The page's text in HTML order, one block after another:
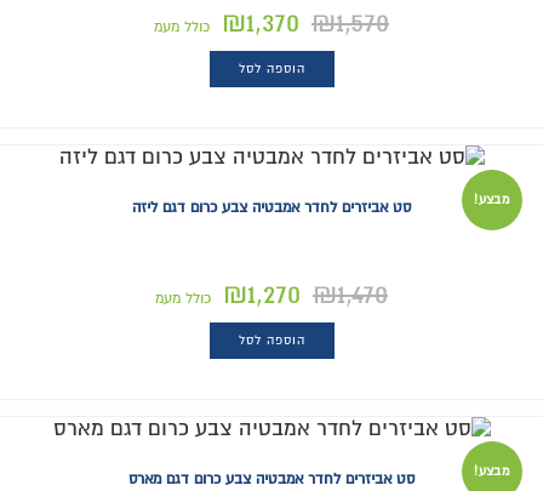
₪1,570
₪1,370 כולל מעמ
הוספה לסל
מבצע! סט אביזרים לחדר אמבטיה צבע כרום דגם ליזה
₪1,470
₪1,270 כולל מעמ
הוספה לסל
מבצע! סט אביזרים לחדר אמבטיה צבע כרום דגם מארס